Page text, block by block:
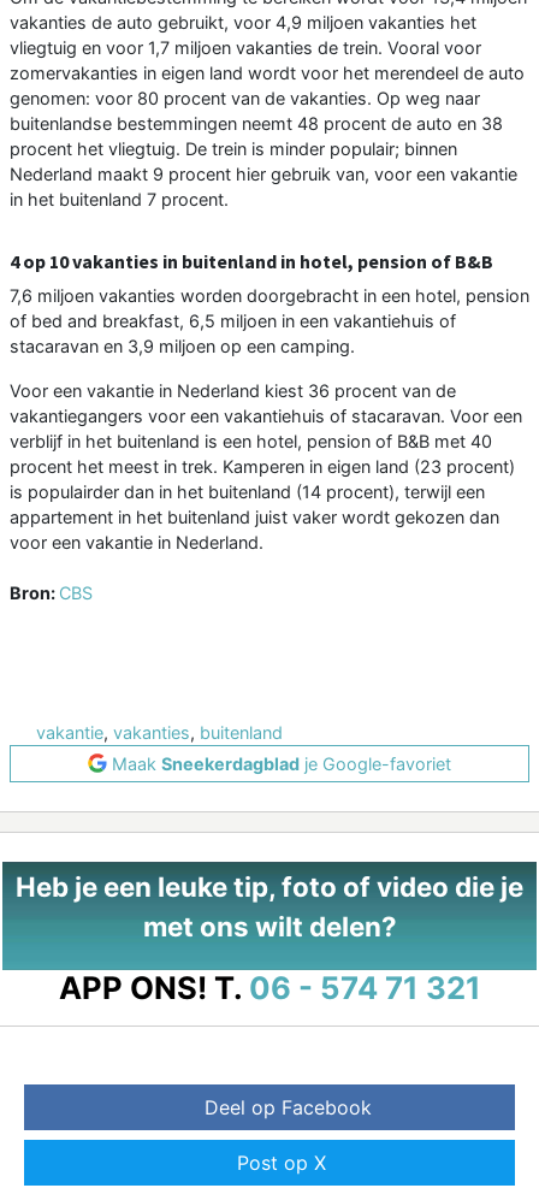
vakanties de auto gebruikt, voor 4,9 miljoen vakanties het
vliegtuig en voor 1,7 miljoen vakanties de trein. Vooral voor
zomervakanties in eigen land wordt voor het merendeel de auto
genomen: voor 80 procent van de vakanties. Op weg naar
buitenlandse bestemmingen neemt 48 procent de auto en 38
procent het vliegtuig. De trein is minder populair; binnen
Nederland maakt 9 procent hier gebruik van, voor een vakantie
in het buitenland 7 procent.
4 op 10 vakanties in buitenland in hotel, pension of B&B
7,6 miljoen vakanties worden doorgebracht in een hotel, pension
of bed and breakfast, 6,5 miljoen in een vakantiehuis of
stacaravan en 3,9 miljoen op een camping.
Voor een vakantie in Nederland kiest 36 procent van de
vakantiegangers voor een vakantiehuis of stacaravan. Voor een
verblijf in het buitenland is een hotel, pension of B&B met 40
procent het meest in trek. Kamperen in eigen land (23 procent)
is populairder dan in het buitenland (14 procent), terwijl een
appartement in het buitenland juist vaker wordt gekozen dan
voor een vakantie in Nederland.
Bron: CBS
vakantie, vakanties, buitenland
Maak Sneekerdagblad je Google-favoriet
Heb je een leuke tip, foto of video die je
met ons wilt delen?
APP ONS! T. 06 - 574 71 321
Deel op Facebook
Post op X